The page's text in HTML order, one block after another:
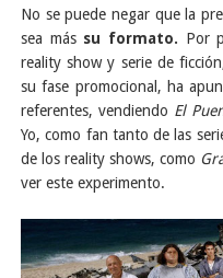
No se puede negar que la
sea mássu formato. Por
reality show y serie de
su fase promocional, ha
referentes, vendiendo El
Yo, como fan tanto de las
de los reality shows, como
ver este experimento.